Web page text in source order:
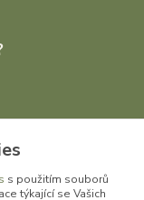
s použitím souborů
týkající se Vašich